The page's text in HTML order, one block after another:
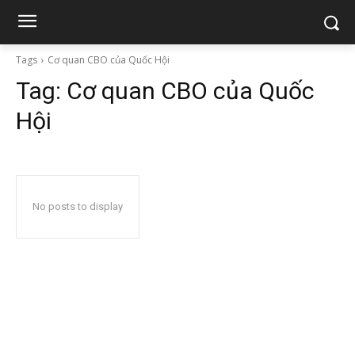
Tags Cơ quan CBO của Quốc Hội
Tag: Cơ quan CBO của Quốc
Hội
No posts to display